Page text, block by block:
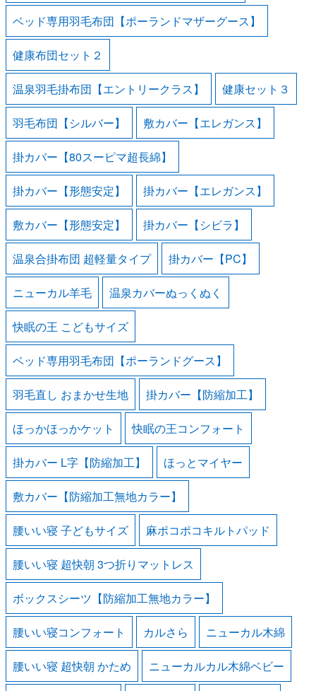
ベッド専用羽毛布団【ポーランドマザーグース】
健康布団セット２
温泉羽毛掛布団【エントリークラス】 健康セット３
羽毛布団【シルバー】 敷カバー【エレガンス】
掛カバー【80スーピマ超長綿】
掛カバー【形態安定】 掛カバー【エレガンス】
敷カバー【形態安定】 掛カバー【シビラ】
温泉合掛布団 超軽量タイプ 掛カバー【PC】
ニューカル羊毛 温泉カバーぬっくぬく
快眠の王 こどもサイズ
ベッド専用羽毛布団【ポーランドグース】
羽毛直し おまかせ生地 掛カバー【防縮加工】
ほっかほっかケット 快眠の王コンフォート
掛カバー L字【防縮加工】 ほっとマイヤー
敷カバー【防縮加工無地カラー】
腰いい寝 子どもサイズ 麻ポコポコキルトパッド
腰いい寝 超快朝 3つ折りマットレス
ボックスシーツ【防縮加工無地カラー】
腰いい寝コンフォート カルさら ニューカル木綿
腰いい寝 超快朝 かため ニューカルカル木綿ベビー